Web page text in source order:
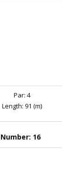
Par: 4
Length: 91 (m)
Number: 16